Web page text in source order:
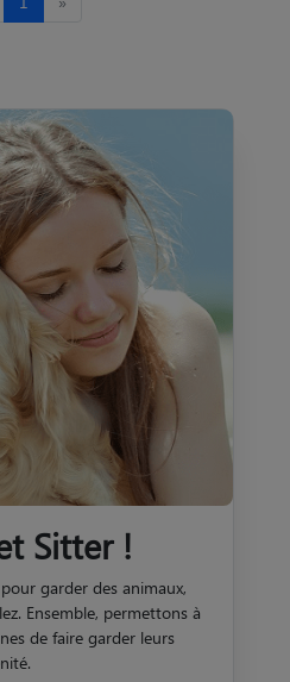
Sitter !
garder des animaux,
Ensemble, permettons à
de faire garder leurs